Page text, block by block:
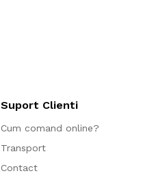
Suport Clienti
Cum comand online?
Transport
Contact